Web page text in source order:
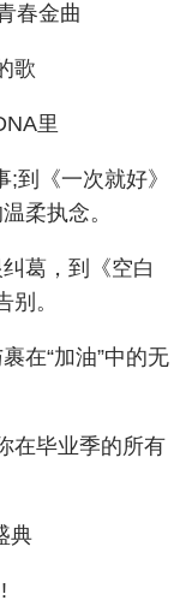
春金曲
歌
里
《一次就好》
柔执念。
葛，到《空白
。
在“加油”中的无
毕业季的所有
典